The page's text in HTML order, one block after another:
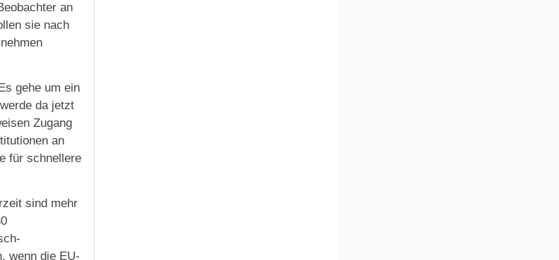
an
sie nach
gehe um ein
da jetzt
Zugang
an
für schnellere
sind mehr
wenn die EU-